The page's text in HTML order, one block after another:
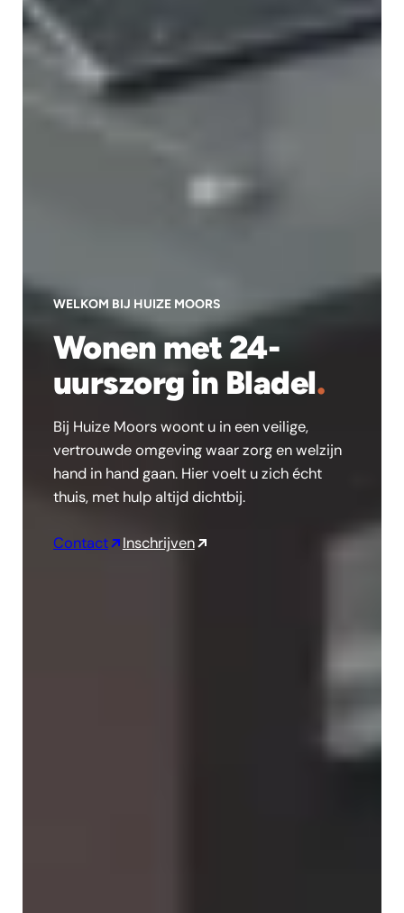
WELKOM BIJ HUIZE MOORS
Wonen met 24-
uurszorg in Bladel.
Bij Huize Moors woont u in een veilige,
vertrouwde omgeving waar zorg en welzijn
hand in hand gaan. Hier voelt u zich écht
thuis, met hulp altijd dichtbij.
Contact Inschrijven